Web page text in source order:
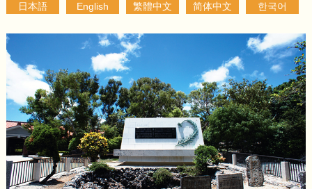
English
日本語 한국어
简体中文
繁體中文